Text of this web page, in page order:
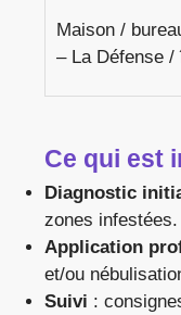
Maison /
– La Défense /
Ce qui est
Diagnostic
zones infestées.
Application
et/ou
Suivi :